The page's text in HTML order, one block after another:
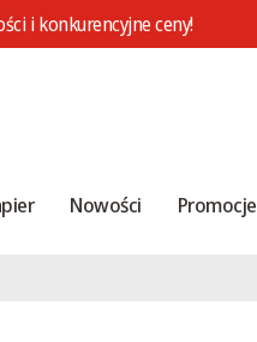
i konkurencyjne ceny!
Nowości Promocje